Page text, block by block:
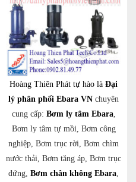
Hoàng Thiên Phát tự hào là Đại
lý phân phối Ebara VN chuyên
cung cấp: Bơm ly tâm Ebara,
Bơm ly tâm tự mồi, Bơm công
nghiệp, Bơm trục rời, Bơm chìm
nước thải, Bơm tăng áp, Bơm trục
đứng, Bơm chân không Ebara,